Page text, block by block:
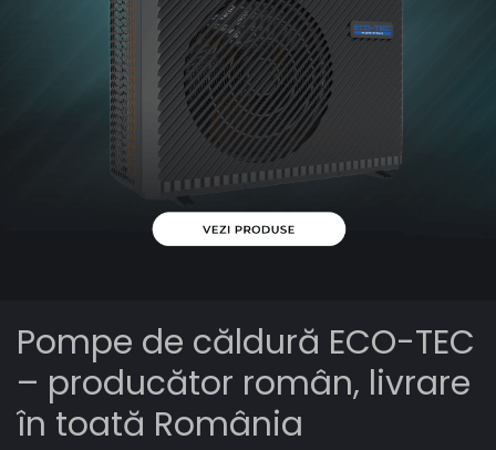
Pompe de căldură ECO-TEC
– producător român, livrare
în toată România